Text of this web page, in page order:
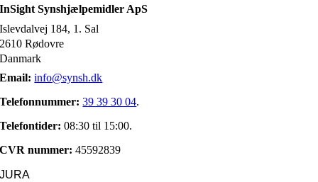
InSight Synshjælpemidler ApS
Islevdalvej 184, 1. Sal
2610 Rødovre
Danmark
Email: info@synsh.dk
Telefonnummer: 39 39 30 04.
Telefontider: 08:30 til 15:00.
CVR nummer: 45592839
JURA